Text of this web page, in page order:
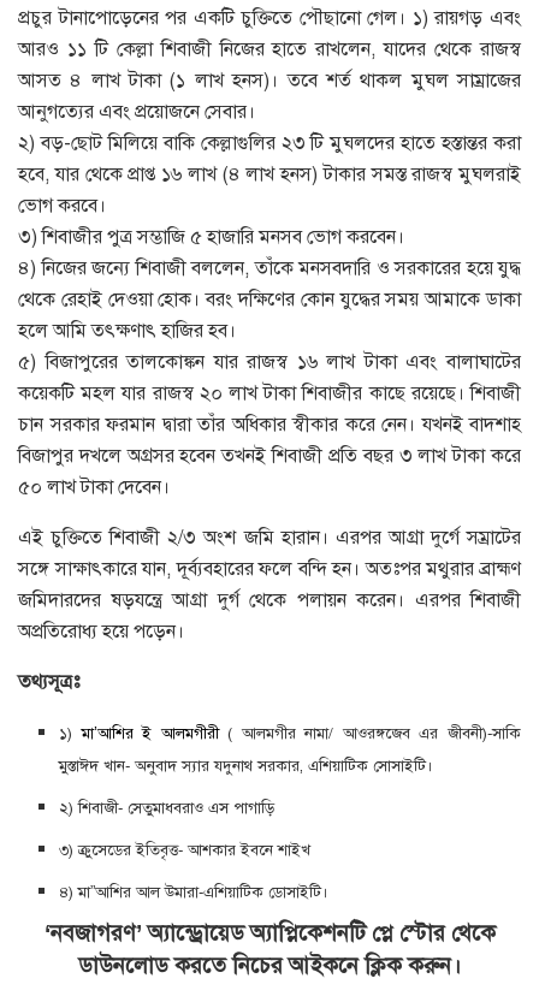
প্রচুর টানাপোড়েনের পর একটি চুক্তিতে পৌছানো গেল। ১) রায়গড় এবং
আরও ১১ টি কেল্লা শিবাজী নিজের হাতে রাখলেন, যাদের থেকে রাজস্ব
আসত ৪ লাখ টাকা (১ লাখ হনস)। তবে শর্ত থাকল মুঘল সাম্রাজের
আনুগত্যের এবং প্রয়োজনে সেবার।
২) বড়-ছোট মিলিয়ে বাকি কেল্লাগুলির ২৩ টি মুঘলদের হাতে হস্তান্তর করা
হবে, যার থেকে প্রাপ্ত ১৬ লাখ (৪ লাখ হনস) টাকার সমস্ত রাজস্ব মুঘলরাই
ভোগ করবে।
৩) শিবাজীর পুত্র সম্ভাজি ৫ হাজারি মনসব ভোগ করবেন।
৪) নিজের জন্যে শিবাজী বললেন, তাঁকে মনসবদারি ও সরকারের হয়ে যুদ্ধ
থেকে রেহাই দেওয়া হোক। বরং দক্ষিণের কোন যুদ্ধের সময় আমাকে ডাকা
হলে আমি তৎক্ষণাৎ হাজির হব।
৫) বিজাপুরের তালকোঙ্কন যার রাজস্ব ১৬ লাখ টাকা এবং বালাঘাটের
কয়েকটি মহল যার রাজস্ব ২০ লাখ টাকা শিবাজীর কাছে রয়েছে। শিবাজী
চান সরকার ফরমান দ্বারা তাঁর অধিকার স্বীকার করে নেন। যখনই বাদশাহ
বিজাপুর দখলে অগ্রসর হবেন তখনই শিবাজী প্রতি বছর ৩ লাখ টাকা করে
৫০ লাখ টাকা দেবেন।
এই চুক্তিতে শিবাজী ২/৩ অংশ জমি হারান। এরপর আগ্রা দুর্গে সম্রাটের
সঙ্গে সাক্ষাৎকারে যান, দূর্ব্যবহারের ফলে বন্দি হন। অতঃপর মথুরার ব্রাহ্মণ
জমিদারদের ষড়যন্ত্রে আগ্রা দুর্গ থেকে পলায়ন করেন। এরপর শিবাজী
অপ্রতিরোধ্য হয়ে পড়েন।
তথ্যসূত্রঃ
১)মা’আশির ই আলমগীরী( আলমগীর নামা/ আওরঙ্গজেব এর জীবনী)-সাকি
মুস্তাঈদ খান- অনুবাদ স্যার যদুনাথ সরকার, এশিয়াটিক সোসাইটি।
২) শিবাজী- সেতুমাধবরাও এস পাগাড়ি
৩) ক্রুসেডের ইতিবৃত্ত- আশকার ইবনে শাইখ
৪) মা”আশির আল উমারা-এশিয়াটিক ডোসাইটি।
‘নবজাগরণ’ অ্যান্ড্রোয়েড অ্যাপ্লিকেশনটি প্লে স্টোর থেকে
ডাউনলোড করতে নিচের আইকনে ক্লিক করুন।